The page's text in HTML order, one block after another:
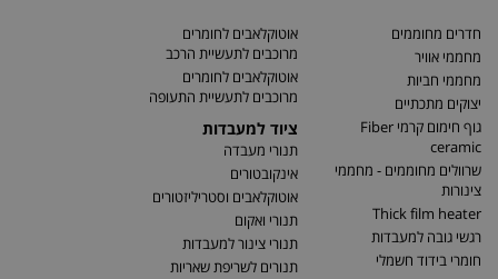
חדרים מחוממים
מחממי אוויר
מחממי חביות
יצוקים מתכתיים
גוף חימום קרמי Fiber
ceramic
שרוולים מחוממים - מחממי
צינורות
Thick film heater
רגשי גובה למעבדות
חומרי בידוד חשמלי
אוטוקלאבים לחומרים
מרוכבים לתעשיית הרכב
אוטוקלאבים לחומרים
מרוכבים לתעשיית התעופה
ציוד למעבדות
תנורי מעבדה
אינקובטורים
אוטוקלאבים וסטריליזטורים
תנורי ואקום
תנורי צינור למעבדות
תנורים לשריפת שאריות